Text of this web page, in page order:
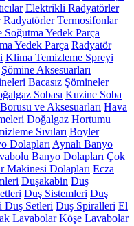
Elektrikli Radyatörler
Radyatörler Termosifonlar
Soğutma Yedek Parça
Yedek Parça Radyatör
Klima Temizleme Spreyi
Şömine Aksesuarları
Bacasız Şömineler
Sobası Kuzine Soba
ve Aksesuarları Hava
Doğalgaz Hortumu
Sıvıları Boyler
Dolapları Aynalı Banyo
Banyo Dolapları Çok
Makinesi Dolapları Ecza
Duşakabin Duş
Duş Sistemleri Duş
Duş Setleri Duş Spiralleri El
Lavabolar Köşe Lavabolar